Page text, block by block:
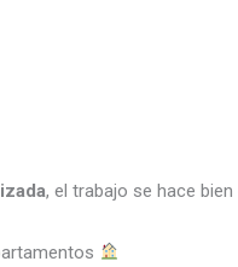
, el trabajo se hace